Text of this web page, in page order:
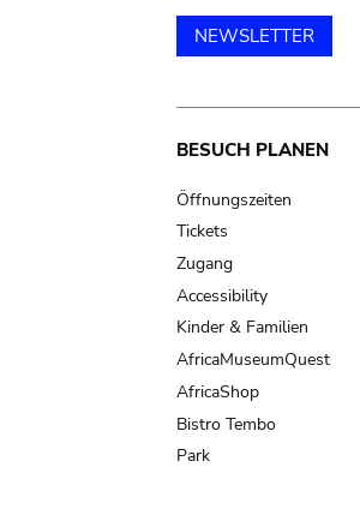
NEWSLETTER
Main
navigation
BESUCH PLANEN
Öffnungszeiten
Tickets
Zugang
Accessibility
Kinder & Familien
AfricaMuseumQuest
AfricaShop
Bistro Tembo
Park